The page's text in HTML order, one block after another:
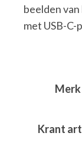
beelden
met USB-C-
Merk
Krant